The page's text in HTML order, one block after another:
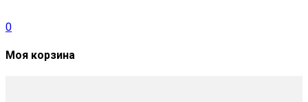
0
Моя корзина